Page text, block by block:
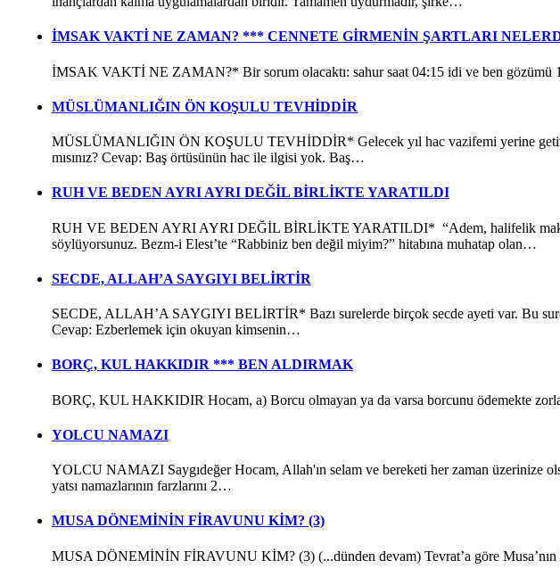
İMSAK VAKTİ NE ZAMAN? *** CENNETE GİRMENİN ŞARTLARI
İMSAK VAKTİ NE ZAMAN?* Bir sorum olacaktı: sahur saat 04:15 idi ve ben gözümü
MÜSLÜMANLIĞIN ÖN KOŞULU TEVHİDDİR
MÜSLÜMANLIĞIN ÖN KOŞULU TEVHİDDİR* Gelecek yıl hac vazifemi yerine
mısınız? Cevap: Baş örtüsünün hac ile ilgisi yok. Baş…
RUH VE BEDEN AYRI AYRI DEĞİL BİRLİKTE YARATILDI
RUH VE BEDEN AYRI AYRI DEĞİL BİRLİKTE YARATILDI* “Adem, halifelik
söylüyorsunuz. Bezm-i Elest’te “Rabbiniz ben değil miyim?” hitabına muhatap olan…
SECDE, ALLAH’A SAYGIYI BELİRTİR
SECDE, ALLAH’A SAYGIYI BELİRTİR* Bazı surelerde birçok secde ayeti var. Bu
Cevap: Ezberlemek için okuyan kimsenin…
BORÇ, KUL HAKKIDIR *** BEN ALDIRMAK
BORÇ, KUL HAKKIDIR Hocam, a) Borcu olmayan ya da varsa borcunu ödemekte
YOLCU NAMAZI
YOLCU NAMAZI Saygıdeğer Hocam, Allah'ın selam ve bereketi her zaman üzerinize
yatsı namazlarının farzlarını 2…
MUSA DÖNEMİNİN FİRAVUNU KİM? (3)
MUSA DÖNEMİNİN FİRAVUNU KİM? (3) (...dünden devam) Tevrat’a göre Musa’nın